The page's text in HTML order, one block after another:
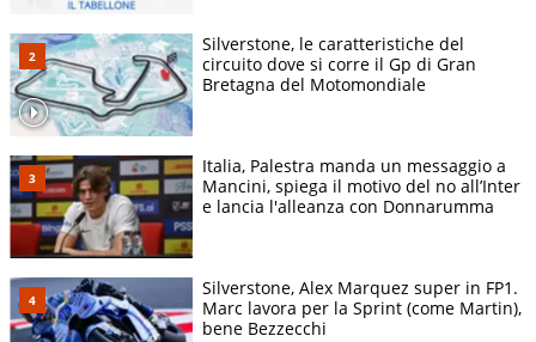
Silverstone, le caratteristiche del
circuito dove si corre il Gp di Gran
Bretagna del Motomondiale
Italia, Palestra manda un messaggio a
Mancini, spiega il motivo del no all’Inter
e lancia l'alleanza con Donnarumma
Silverstone, Alex Marquez super in FP1.
Marc lavora per la Sprint (come Martin),
bene Bezzecchi